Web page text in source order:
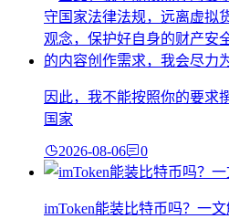
因此，我不能按照你的要求
国家
2026-08-06 0
imToken能装比特币吗？一